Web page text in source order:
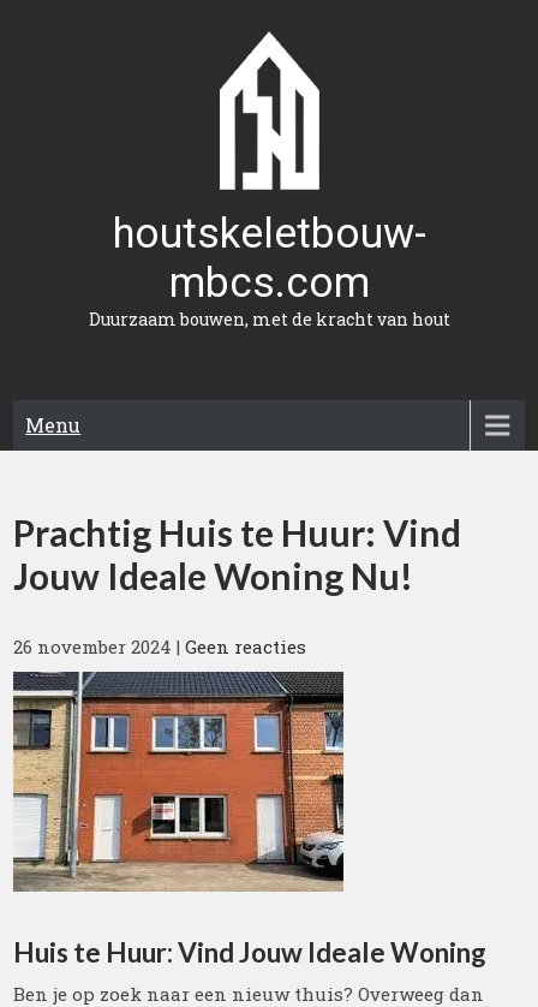
houtskeletbouw-
mbcs.com
Duurzaam bouwen, met de kracht van hout
Menu
Prachtig Huis te Huur: Vind
Jouw Ideale Woning Nu!
26 november 2024 |Geen reacties
Huis te Huur: Vind Jouw Ideale Woning
Ben je op zoek naar een nieuw thuis? Overweeg dan